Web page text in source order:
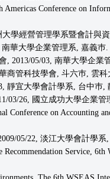
Conference on
學經營管理學系暨會計與
華大學企業管理系, 嘉義巿.
, 2013/05/03, 南華大學企業
商管科技學會, 斗六巿, 雲科
靜宜大學會計學系, 台中巿,
03/26, 國立成功大學企業
on Accounting
05/22, 淡江大學會計學系
Service,